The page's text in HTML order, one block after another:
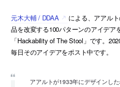
元木大輔 / DDAA
による、アアル
品を改変する100パターンのアイデア
「Hackability of The Stool」です。
毎日そのアイデアをポスト中です。
アアルトが1933年にデザインし